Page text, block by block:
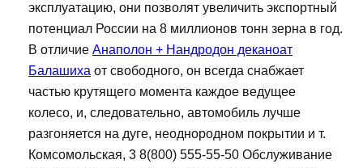
эксплуатацию, они позволят увеличить экспортный
потенциал России на 8 миллионов тонн зерна в год.
В отличие Анаполон + Нандродон деканоат
Балашиха от свободного, он всегда снабжает
частью крутящего момента каждое ведущее
колесо, и, следовательно, автомобиль лучше
разгоняется на дуге, неоднородном покрытии и т.
Комсомольская, 3 8(800) 555-55-50 Обслуживание